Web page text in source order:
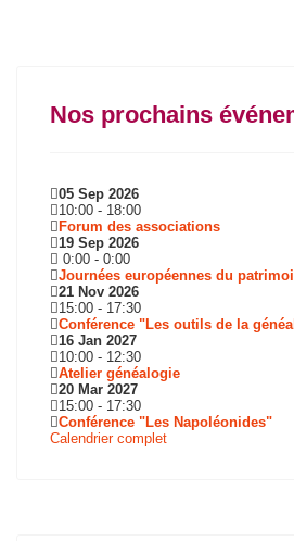
Nos prochains
05 Sep 2026
10:00 - 18:00
Forum des associations
19 Sep 2026
0:00 - 0:00
Journées européennes du
21 Nov 2026
15:00 - 17:30
Conférence "Les outils de la
16 Jan 2027
10:00 - 12:30
Atelier généalogie
20 Mar 2027
15:00 - 17:30
Conférence "Les Napoléonides"
Calendrier complet